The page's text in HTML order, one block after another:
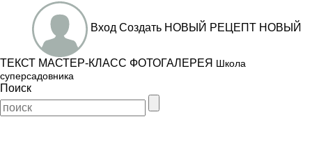
Вход Создать НОВЫЙ РЕЦЕПТ НОВЫЙ
ТЕКСТ МАСТЕР-КЛАСС ФОТОГАЛЕРЕЯ Школа
суперсадовника
Поиск